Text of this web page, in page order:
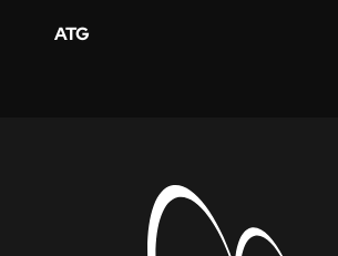
ATG